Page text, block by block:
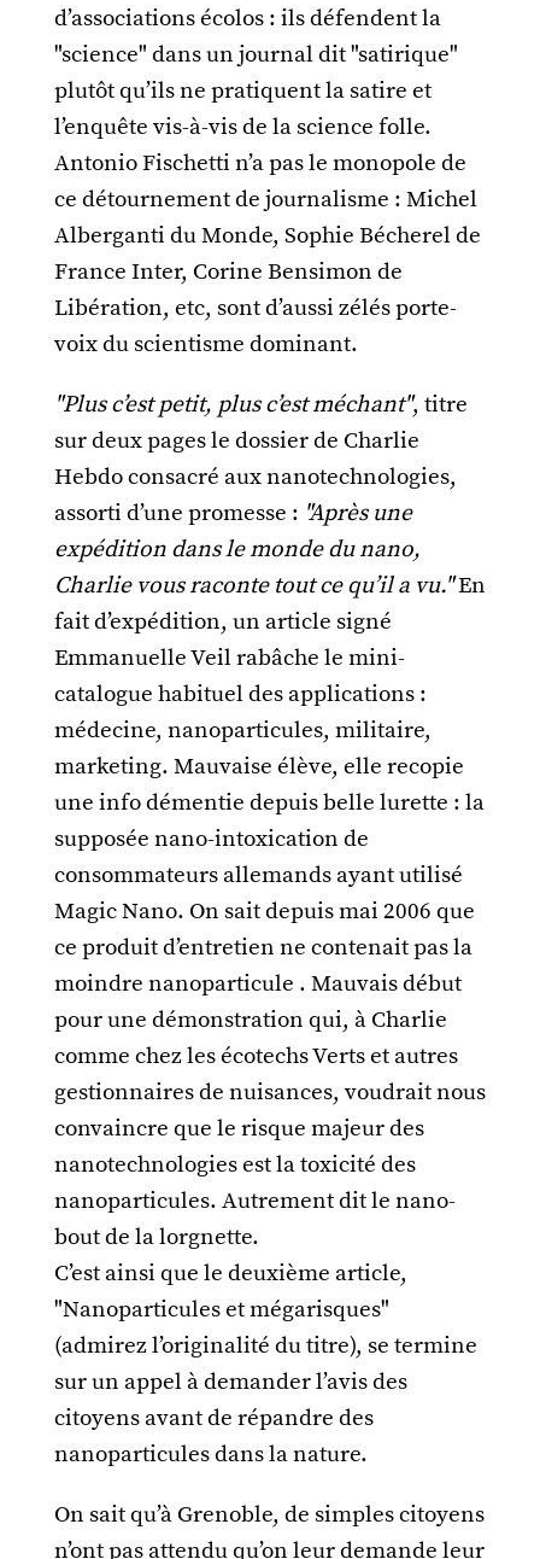
d’associations écolos : ils défendent la
"science" dans un journal dit "satirique"
plutôt qu’ils ne pratiquent la satire et
l’enquête vis-à-vis de la science folle.
Antonio Fischetti n’a pas le monopole de
ce détournement de journalisme : Michel
Alberganti du Monde, Sophie Bécherel de
France Inter, Corine Bensimon de
Libération, etc, sont d’aussi zélés porte-
voix du scientisme dominant.
"Plus c’est petit, plus c’est méchant", titre
sur deux pages le dossier de Charlie
Hebdo consacré aux nanotechnologies,
assorti d’une promesse : "Après une
expédition dans le monde du nano,
Charlie vous raconte tout ce qu’il a vu."En
fait d’expédition, un article signé
Emmanuelle Veil rabâche le mini-
catalogue habituel des applications :
médecine, nanoparticules, militaire,
marketing. Mauvaise élève, elle recopie
une info démentie depuis belle lurette : la
supposée nano-intoxication de
consommateurs allemands ayant utilisé
Magic Nano. On sait depuis mai 2006 que
ce produit d’entretien ne contenait pas la
moindre nanoparticule . Mauvais début
pour une démonstration qui, à Charlie
comme chez les écotechs Verts et autres
gestionnaires de nuisances, voudrait nous
convaincre que le risque majeur des
nanotechnologies est la toxicité des
nanoparticules. Autrement dit le nano-
bout de la lorgnette.
C’est ainsi que le deuxième article,
"Nanoparticules et mégarisques"
(admirez l’originalité du titre), se termine
sur un appel à demander l’avis des
citoyens avant de répandre des
nanoparticules dans la nature.
On sait qu’à Grenoble, de simples citoyens
n’ont pas attendu qu’on leur demande leur